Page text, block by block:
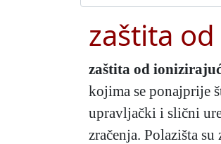
zaštita
zaštita od
kojima se ponajprije
upravljački i slični
zračenja. Polazišta su